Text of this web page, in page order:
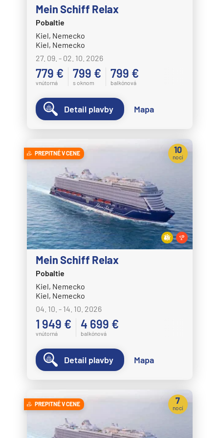
Plavba okolo sveta - segment
Plavby okolo sveta
Expedičné plavby
Antarktída
Arktída
Expedičné plavby
Galapágy
Mein Schiff Relax
Pobaltie
Kiel, Nemecko
Kiel, Nemecko
27. 09. - 02. 10. 2026
779 €
vnútorná
799 €
s oknom
799 €
balkónová
Detail plavby Mapa
PREPITNÉ V CENE
Mein Schiff Relax
Pobaltie
Kiel, Nemecko
Kiel, Nemecko
04. 10. - 14. 10. 2026
1 949 €
vnútorná
4 699 €
balkónová
10
nocí
Detail plavby Mapa
PREPITNÉ V CENE 7
nocí